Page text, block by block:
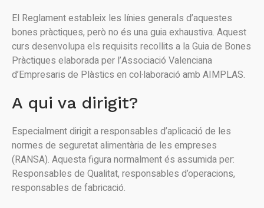
El Reglament estableix les línies generals d’aquestes
bones pràctiques, però no és una guia exhaustiva. Aquest
curs desenvolupa els requisits recollits a la Guia de Bones
Pràctiques elaborada per l’Associació Valenciana
d’Empresaris de Plàstics en col·laboració amb AIMPLAS.
A qui va dirigit?
Especialment dirigit a responsables d’aplicació de les
normes de seguretat alimentària de les empreses
(RANSA). Aquesta figura normalment és assumida per:
Responsables de Qualitat, responsables d’operacions,
responsables de fabricació.